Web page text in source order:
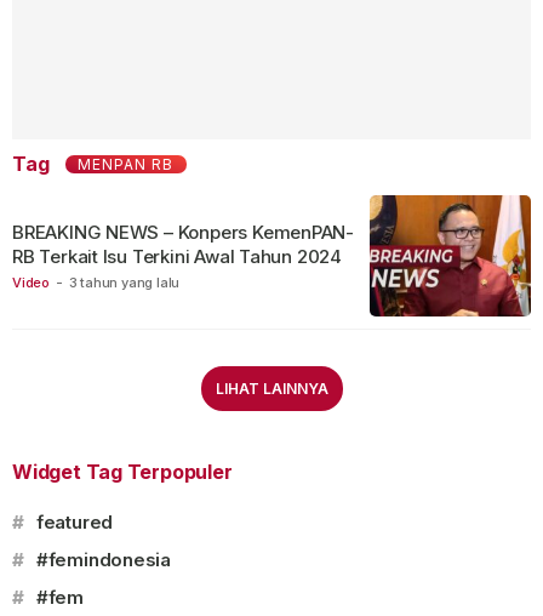
Tag MENPAN RB
Video - 3 tahun yang lalu
BREAKING NEWS – Konpers KemenPAN-
RB Terkait Isu Terkini Awal Tahun 2024
LIHAT LAINNYA
Widget Tag Terpopuler
# featured
# #femindonesia
# #fem